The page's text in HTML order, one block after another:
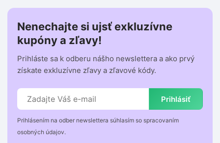
Nenechajte si ujsť exkluzívne
kupóny a zľavy!
Prihláste sa k odberu nášho newslettera a ako prvý
získate exkluzívne zľavy a zľavové kódy.
Prihlásiť
Prihlásením na odber newslettera súhlasím so spracovaním
osobných údajov.